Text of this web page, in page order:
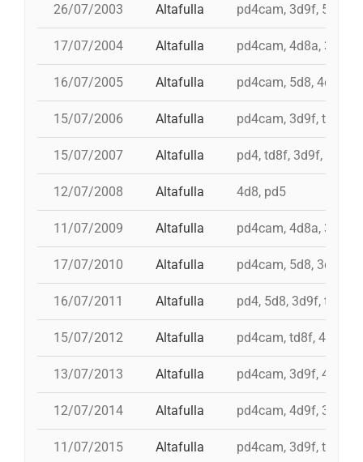
26/07/2003 Altafulla pd4cam, 3d9f, 5d8,
17/07/2004 Altafulla pd4cam, 4d8a, 3d9f,
16/07/2005 Altafulla pd4cam, 5d8, 4d8a,
15/07/2006 Altafulla pd4cam, 3d9f, td8f,
15/07/2007 Altafulla pd4, td8f, 3d9f, 4d8a,
12/07/2008 Altafulla 4d8, pd5
11/07/2009 Altafulla pd4cam, 4d8a, 3d9f,
17/07/2010 Altafulla pd4cam, 5d8, 3d9f,
16/07/2011 Altafulla pd4, 5d8, 3d9f, td8f,
15/07/2012 Altafulla pd4cam, td8f, 4d8a,
13/07/2013 Altafulla pd4cam, 3d9f, 4d9f,
12/07/2014 Altafulla pd4cam, 4d9f, 3d9f,
11/07/2015 Altafulla pd4cam, 3d9f,